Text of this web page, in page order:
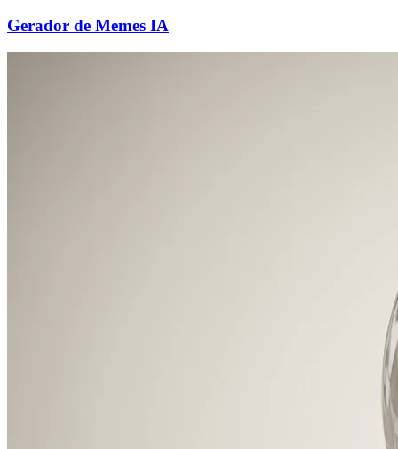
Gerador de Memes IA